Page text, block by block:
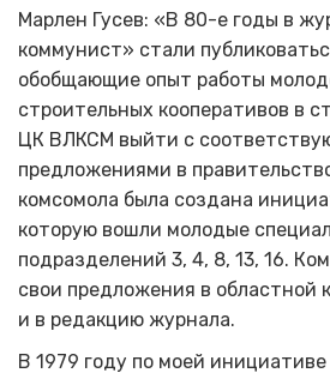
Марлен Гусев: «В 80-е годы в
коммунист» стали
обобщающие опыт работы
строительных кооперативов в
ЦК ВЛКСМ выйти с
предложениями в
комсомола была создана
которую вошли молодые
подразделений 3, 4, 8, 13, 16.
свои предложения в областной
и в редакцию журнала.
В 1979 году по моей